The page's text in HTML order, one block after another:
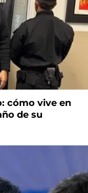
cómo vive en
de su